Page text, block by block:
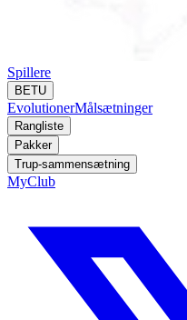
Spillere
BETU
EvolutionerMålsætninger
Rangliste
Pakker
Trup-sammensætning
MyClub